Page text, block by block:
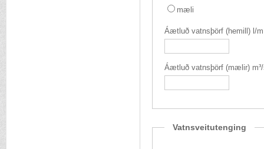
mæli
Áætluð vatnsþörf (hemill) l/
Áætluð vatnsþörf (mælir) m³/
Vatnsveitutenging